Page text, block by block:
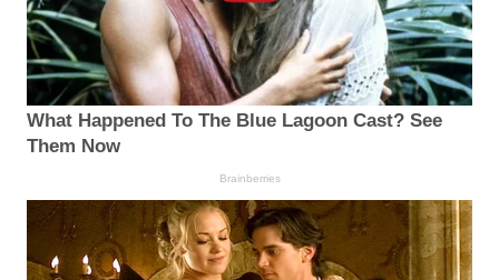
What Happened To The Blue Lagoon Cast? See
Them Now
Brainberries